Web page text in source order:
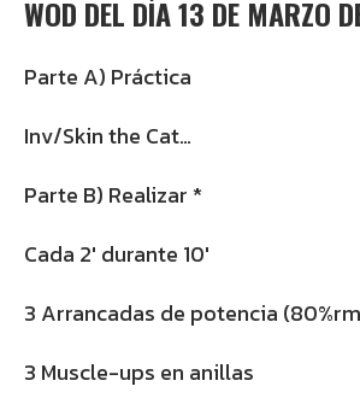
WOD DEL DÍA 13 DE MARZO
Parte A) Práctica
Inv/Skin the Cat…
Parte B) Realizar *
Cada 2′ durante 10′
3 Arrancadas de potencia
3 Muscle-ups en anillas